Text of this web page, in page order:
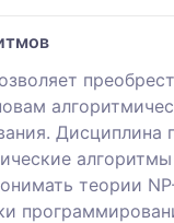
Дисциплина
теории